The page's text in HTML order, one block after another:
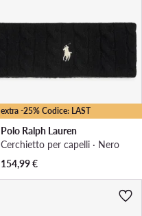
extra -25% Codice: LAST
Polo Ralph Lauren
Cerchietto per capelli · Nero
154,99€